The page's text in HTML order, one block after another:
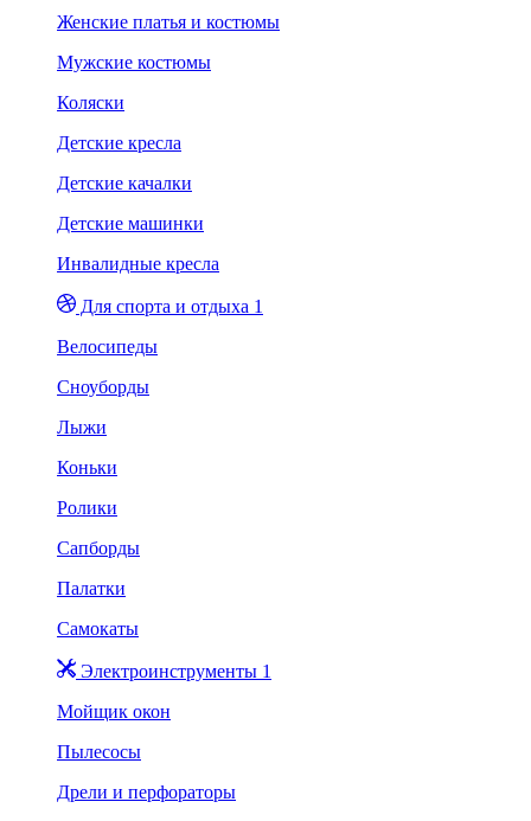
Женские платья и костюмы
Мужские костюмы
Коляски
Детские кресла
Детские качалки
Детские машинки
Инвалидные кресла
Для спорта и отдыха 1
Велосипеды
Сноуборды
Лыжи
Коньки
Ролики
Сапборды
Палатки
Самокаты
Электроинструменты 1
Мойщик окон
Пылесосы
Дрели и перфораторы